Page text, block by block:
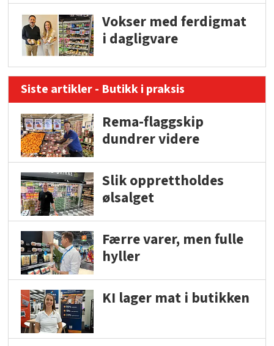
Vokser med ferdigmat
i dagligvare
Siste artikler - Butikk i praksis
Rema-flaggskip
dundrer videre
Slik opprettholdes
ølsalget
Færre varer, men fulle
hyller
KI lager mat i butikken